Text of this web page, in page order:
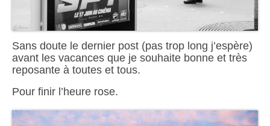
Sans doute le dernier post (pas trop long j’espère)
avant les vacances que je souhaite bonne et très
reposante à toutes et tous.
Pour finir l’heure rose.